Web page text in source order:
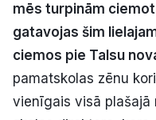
Politiskā
Par
mēs turpinām
gatavojas šim
ciemos pie Talsu
pamatskolas zēnu
vienīgais visā plašajā